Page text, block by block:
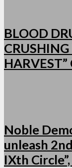
BLOOD
Noble
unleash
IXth